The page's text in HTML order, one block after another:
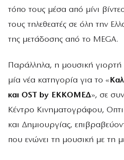
τόπο τους μέσα από μίνι
τους τηλεθεατές σε όλη την
της μετάδοσης από το MEGA.
Παράλληλα, η μουσική γιορτή
μία νέα κατηγορία για το «
και OST by ΕΚΚΟΜΕΔ», σε
Κέντρο Κινηματογράφου,
και Δημιουργίας,
που ενώνει τη μουσική με τη